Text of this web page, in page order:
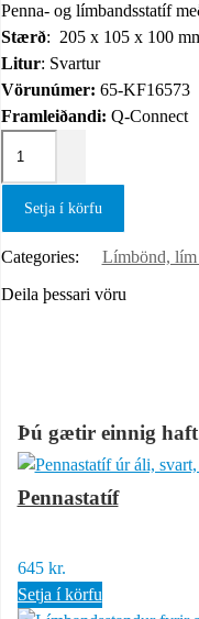
Penna- og límbandsstatíf
Stærð: 205 x 105 x 100
Litur: Svartur
Vörunúmer: 65-KF16573
Framleiðandi: Q-Connect
Setja í körfu
Categories: Límbönd, lím
Deila þessari vöru
Þú gætir einnig haft
Pennastatíf
645 kr.
Setja í körfu